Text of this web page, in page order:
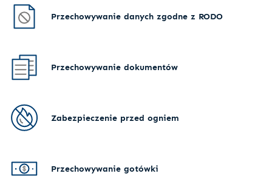
Przechowywanie danych zgodne z RODO
Przechowywanie dokumentów
Zabezpieczenie przed ogniem
Przechowywanie gotówki